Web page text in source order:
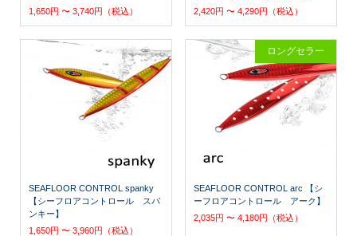
1,650円 〜 3,740円（税込）
2,420円 〜 4,290円（税込）
SEAFLOOR CONTROL spanky
【シーフロアコントロール スパ
ンキー】
1,650円 〜 3,960円（税込）
SEAFLOOR CONTROL arc 【シ
ーフロアコントロール アーク】
2,035円 〜 4,180円（税込）
ロングセラー